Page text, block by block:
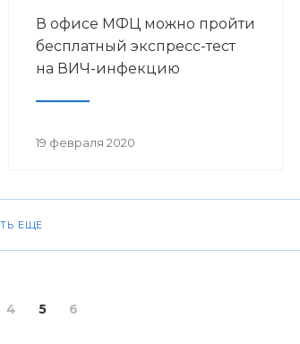
В офисе МФЦ можно пройти
бесплатный экспресс-тест
на ВИЧ-инфекцию
19 февраля 2020
ЕЩЕ
4 5 6